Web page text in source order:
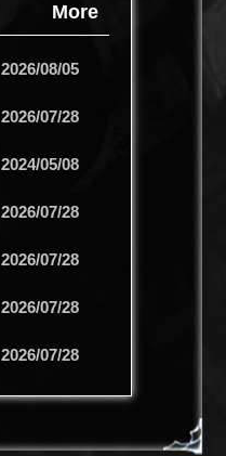
More
2026/08/05
2026/07/28
2024/05/08
2026/07/28
2026/07/28
2026/07/28
2026/07/28